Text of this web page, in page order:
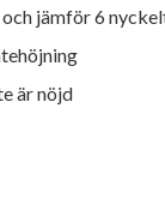
jämför 6
är nöjd